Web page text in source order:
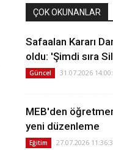
ÇOK OKUNANLAR
Safaalan Kararı
oldu: 'Şimdi sıra
Güncel 31.07.2026
MEB'den
yeni düzenleme
Eğitim 27.07.2026